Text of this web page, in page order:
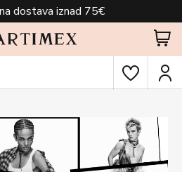
dostava iznad 75€